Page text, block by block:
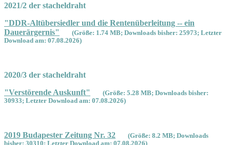
2021/2 der stacheldraht
"DDR-Altübersiedler und die Rentenüberleitung -- ein
Dauerärgernis"
(Größe: 1.74 MB; Downloads bisher: 25973; Letzter
Download am: 07.08.2026)
2020/3 der stacheldraht
"Verstörende Auskunft"
(Größe: 5.28 MB; Downloads bisher:
30933; Letzter Download am: 07.08.2026)
2019 Budapester Zeitung Nr. 32
(Größe: 8.2 MB; Downloads
bisher: 30310; Letzter Download am: 07.08.2026)